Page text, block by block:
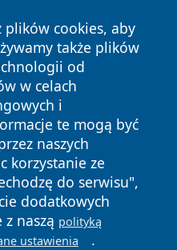
plików cookies, aby
także plików
od
w celach
i
te mogą być
naszych
korzystanie ze
do serwisu",
dodatkowych
naszą polityką
ustawienia .
Wszystkie prawa
Polityka
Cookies